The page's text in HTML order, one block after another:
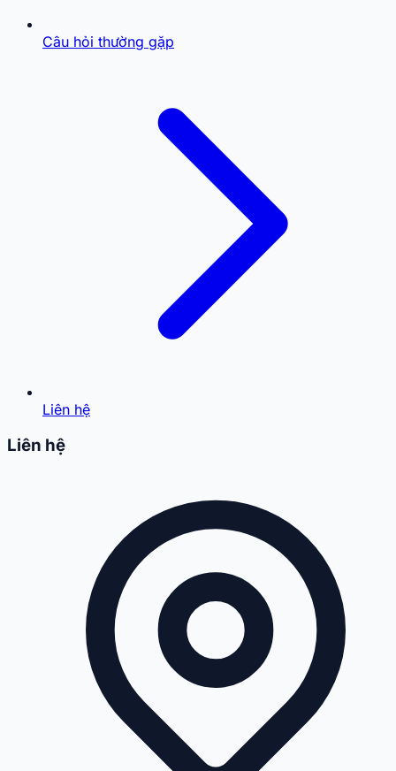
Câu hỏi thường gặp
Liên hệ
Liên hệ